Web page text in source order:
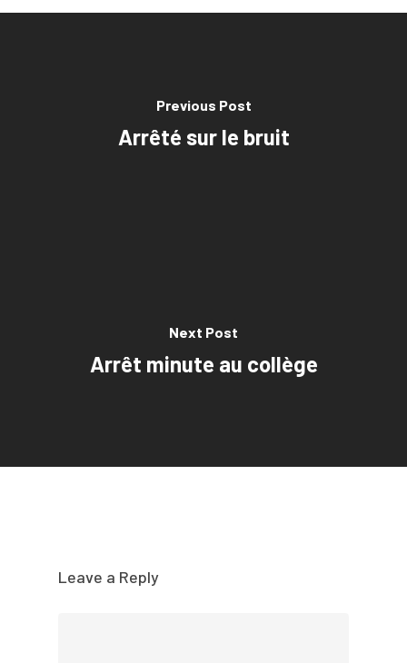
Previous Post
Arrêté sur le bruit
Next Post
Arrêt minute au collège
Leave a Reply